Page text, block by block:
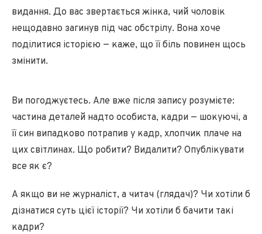
видання. До вас звертається жінка, чий чоловік
нещодавно загинув під час обстрілу. Вона хоче
поділитися історією — каже, що її біль повинен щось
змінити.
Ви погоджуєтесь. Але вже після запису розумієте:
частина деталей надто особиста, кадри — шокуючі, а
її син випадково потрапив у кадр, хлопчик плаче на
цих світлинах. Що робити? Видалити? Опублікувати
все як є?
А якщо ви не журналіст, а читач (глядач)? Чи хотіли б
дізнатися суть цієї історії? Чи хотіли б бачити такі
кадри?